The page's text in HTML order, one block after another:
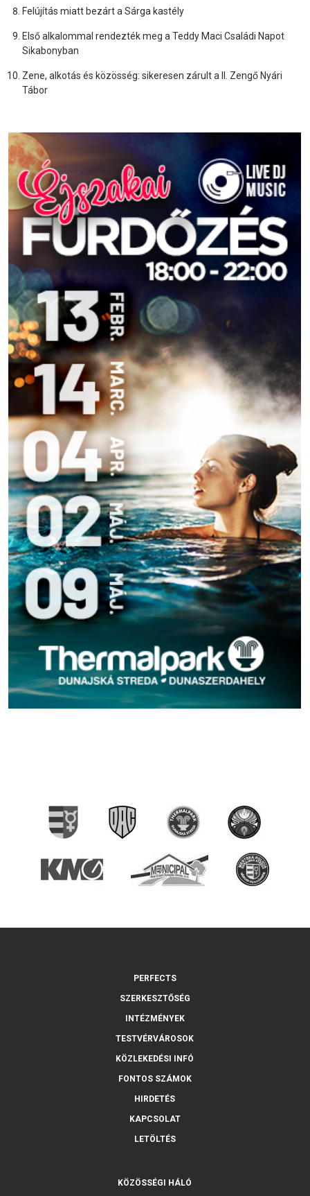
Felújítás miatt bezárt a Sárga kastély
Első alkalommal rendezték meg a Teddy Maci Családi Napot
Sikabonyban
Zene, alkotás és közösség: sikeresen zárult a II. Zengő Nyári
Tábor
PERFECTS
SZERKESZTŐSÉG
INTÉZMÉNYEK
TESTVÉRVÁROSOK
KÖZLEKEDÉSI INFÓ
FONTOS SZÁMOK
HIRDETÉS
KAPCSOLAT
LETÖLTÉS
KÖZÖSSÉGI HÁLÓ